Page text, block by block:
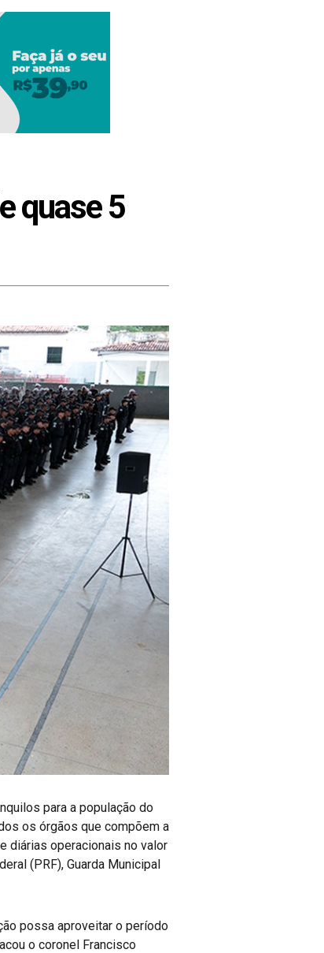
quase 5
para a população do
os órgãos que compõem a
diárias operacionais no valor
(PRF), Guarda Municipal
possa aproveitar o período
o coronel Francisco